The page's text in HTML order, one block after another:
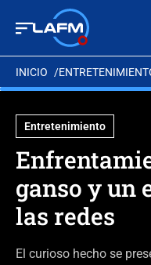
INICIO
Entretenimiento
ganso y un
las redes
El curioso hecho se